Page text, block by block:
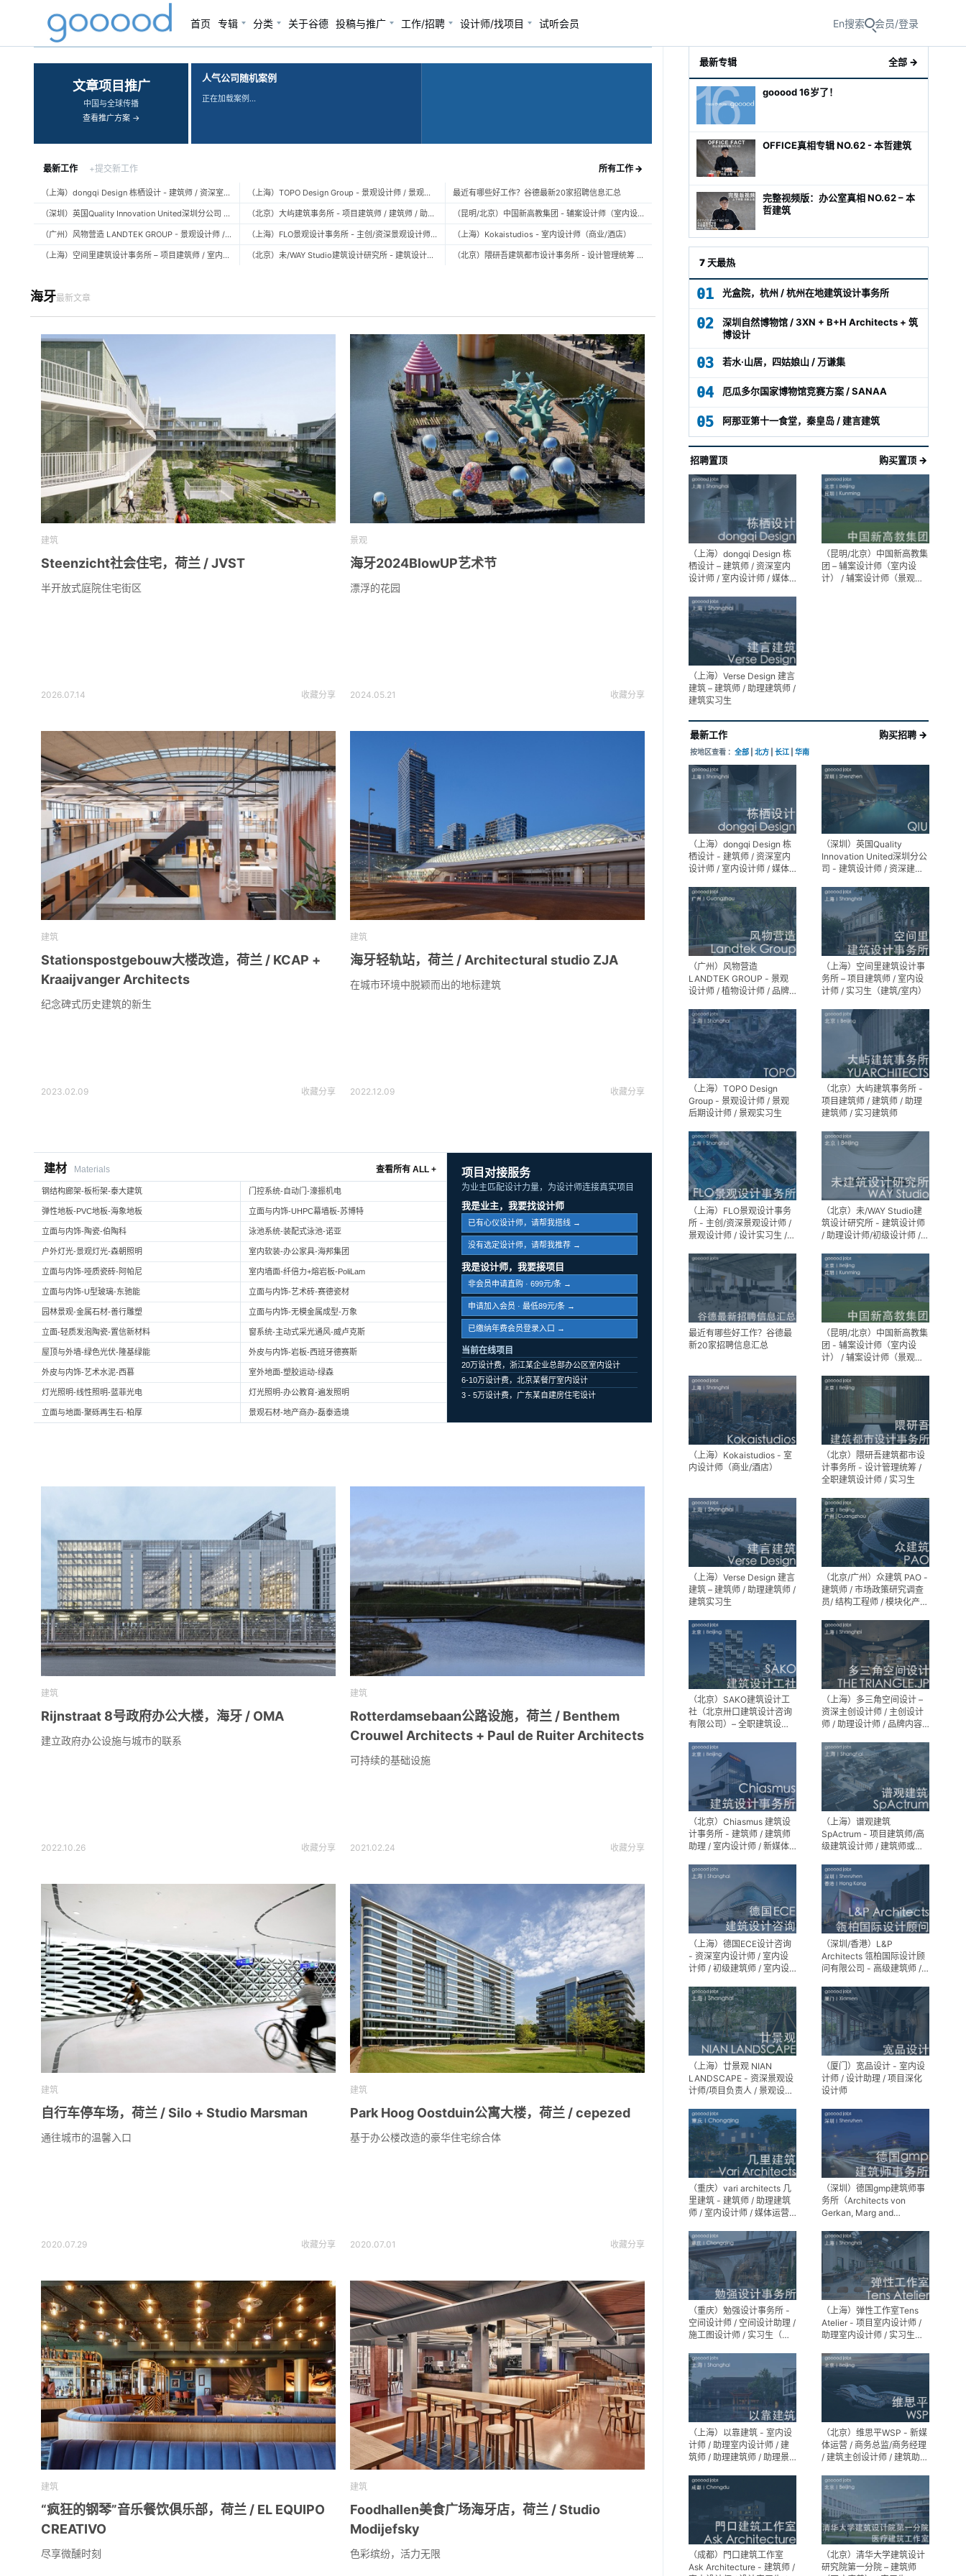
首页 专辑 分类 关于谷德 投稿与推广 工作/招聘 设计师/找项目 试听会员 En搜索 会员/登录
‹ ›
文章项目推广
中国与全球传播
查看推广方案 →
人气公司随机案例
正在加载案例…
最新工作 +提交新工作 所有工作 →
（上海）dongqi Design 栋栖设计 - 建筑师 / 资深室内设计师 / 室内设计师 / 媒体及公共关系主管 / 设计实习生（常年招聘）
（深圳）英国Quality Innovation United深圳分公司 - 建筑设计师 / 资深建筑设计师 / 室内设计师 / 设计实习生
（广州）风物营造 LANDTEK GROUP - 景观设计师 / 植物设计师 / 品牌运营 / 实习生
（上海）空间里建筑设计事务所 – 项目建筑师 / 室内设计师 / 实习生（建筑/室内）
（上海）TOPO Design Group - 景观设计师 / 景观后期设计师 / 景观实习生
（北京）大屿建筑事务所 - 项目建筑师 / 建筑师 / 助理建筑师 / 实习建筑师
（上海）FLO景观设计事务所 - 主创/资深景观设计师 / 景观设计师 / 设计实习生 / 商务行政助理 / 助理施工图设计师
（北京）未/WAY Studio建筑设计研究所 - 建筑设计师 / 助理设计师/初级设计师 / 实习生 / 办公室行政与商务助理
最近有哪些好工作？谷德最新20家招聘信息汇总
（昆明/北京）中国新高教集团 - 辅案设计师（室内设计） / 辅案设计师（景观设计）/ 生活空间组长/教学空间组长 / 平面设计高级经理 / 展陈设计高级经理
（上海）Kokaistudios - 室内设计师（商业/酒店）
（北京）隈研吾建筑都市设计事务所 - 设计管理统筹 / 全职建筑设计师 / 实习生
海牙最新文章
建筑
Steenzicht社会住宅，荷兰 / JVST
半开放式庭院住宅街区
2026.07.14 收藏分享
景观
海牙2024BlowUP艺术节
漂浮的花园
2024.05.21 收藏分享
建筑
Stationspostgebouw大楼改造，荷兰 / KCAP +
Kraaijvanger Architects
纪念碑式历史建筑的新生
2023.02.09 收藏分享
建筑
海牙轻轨站，荷兰 / Architectural studio ZJA
在城市环境中脱颖而出的地标建筑
2022.12.09 收藏分享
建材 Materials 查看所有 ALL +
钢结构廊架-板桁架-泰大建筑 门控系统-自动门-濠振机电
弹性地板-PVC地板-海象地板 立面与内饰-UHPC幕墙板-苏博特
立面与内饰-陶瓷-伯陶科 泳池系统-装配式泳池-诺亚
户外灯光-景观灯光-森朝照明 室内软装-办公家具-海邦集团
立面与内饰-哑质瓷砖-阿帕尼 室内墙面-纤倍力+熔岩板-PoliLam
立面与内饰-U型玻璃-东驰能 立面与内饰-艺术砖-赛德瓷材
园林景观-金属石材-善行雕塑 立面与内饰-无模金属成型-万象
立面-轻质发泡陶瓷-置信新材料 窗系统-主动式采光通风-威卢克斯
屋顶与外墙-绿色光伏-隆基绿能 外皮与内饰-岩板-西班牙德赛斯
外皮与内饰-艺术水泥-西慕 室外地面-塑胶运动-绿森
灯光照明-线性照明-蓝菲光电 灯光照明-办公教育-遍发照明
立面与地面-聚砾再生石-柏厚 景观石材-地产商办-磊泰造境
项目对接服务
为业主匹配设计力量，为设计师连接真实项目
我是业主，我要找设计师
已有心仪设计师，请帮我搭线 →
没有选定设计师，请帮我推荐 →
我是设计师，我要接项目
非会员申请直购 · 699元/条 →
申请加入会员 · 最低89元/条 →
已缴纳年费会员登录入口 →
当前在线项目
20万设计费，浙江某企业总部办公区室内设计
6-10万设计费，北京某餐厅室内设计
3 - 5万设计费，广东某自建房住宅设计
建筑
Rijnstraat 8号政府办公大楼，海牙 / OMA
建立政府办公设施与城市的联系
2022.10.26 收藏分享
建筑
Rotterdamsebaan公路设施，荷兰 / Benthem
Crouwel Architects + Paul de Ruiter Architects
可持续的基础设施
2021.02.24 收藏分享
建筑
自行车停车场，荷兰 / Silo + Studio Marsman
通往城市的温馨入口
2020.07.29 收藏分享
建筑
Park Hoog Oostduin公寓大楼，荷兰 / cepezed
基于办公楼改造的豪华住宅综合体
2020.07.01 收藏分享
建筑
“疯狂的钢琴”音乐餐饮俱乐部，荷兰 / EL EQUIPO
CREATIVO
尽享微醺时刻
建筑
Foodhallen美食广场海牙店，荷兰 / Studio
Modijefsky
色彩缤纷，活力无限
最新专辑 全部 →
gooood 16岁了！
OFFICE真相专辑 NO.62 - 本哲建筑
完整视频版：办公室真相 NO.62 – 本
哲建筑
7 天最热
01 光盒院，杭州 / 杭州在地建筑设计事务所
02
深圳自然博物馆 / 3XN + B+H Architects + 筑
博设计
03 若水·山居，四姑娘山 / 万谦集
04 厄瓜多尔国家博物馆竞赛方案 / SANAA
05 阿那亚第十一食堂，秦皇岛 / 建言建筑
招聘置顶 购买置顶 →
（上海）dongqi Design 栋
栖设计 – 建筑师 / 资深室内
设计师 / 室内设计师 / 媒体
生（常年招聘）
（昆明/北京）中国新高教集
团 – 辅案设计师（室内设
计） / 辅案设计师（景观设
（上海）Verse Design 建言
建筑 – 建筑师 / 助理建筑师 /
建筑实习生
最新工作 购买招聘 →
按地区查看 ： 全部 北方 长江 华南
（上海）dongqi Design 栋
栖设计 - 建筑师 / 资深室内
设计师 / 室内设计师 / 媒体
生（常年招聘）
（深圳）英国Quality
Innovation United深圳分公
司 - 建筑设计师 / 资深建筑
实习生
（广州）风物营造
LANDTEK GROUP - 景观
设计师 / 植物设计师 / 品牌
（上海）空间里建筑设计事
务所 – 项目建筑师 / 室内设
计师 / 实习生（建筑/室内）
（上海）TOPO Design
Group - 景观设计师 / 景观
后期设计师 / 景观实习生
（北京）大屿建筑事务所 -
项目建筑师 / 建筑师 / 助理
建筑师 / 实习建筑师
（上海）FLO景观设计事务
所 - 主创/资深景观设计师 /
景观设计师 / 设计实习生 /
设计师
（北京）未/WAY Studio建
筑设计研究所 - 建筑设计师
/ 助理设计师/初级设计师 /
助理
最近有哪些好工作？谷德最
新20家招聘信息汇总
（昆明/北京）中国新高教集
团 - 辅案设计师（室内设
计） / 辅案设计师（景观设
间组长 / 平面设计高级经理 /
展陈设计高级经理
（上海）Kokaistudios - 室
内设计师（商业/酒店）
（北京）隈研吾建筑都市设
计事务所 - 设计管理统筹 /
全职建筑设计师 / 实习生
（上海）Verse Design 建言
建筑 – 建筑师 / 助理建筑师 /
建筑实习生
（北京/广州）众建筑 PAO -
建筑师 / 市场政策研究调查
员/ 结构工程师 / 模块化产品
师 / 机电工程师 / 实习生
（北京）SAKO建筑设计工
社（北京卅口建筑设计咨询
有限公司）– 全职建筑设计
（上海）多三角空间设计 –
资深主创设计师 / 主创设计
师 / 助理设计师 / 品牌内容
（北京）Chiasmus 建筑设
计事务所 - 建筑师 / 建筑师
助理 / 室内设计师 / 新媒体
（上海）谱观建筑
SpActrum - 项目建筑师/高
级建筑设计师 / 建筑师或助
媒体助理 / 实习生（建筑设
计/媒体，长期有效）
（上海）德国ECE设计咨询
- 资深室内设计师 / 室内设
计师 / 初级建筑师 / 室内设
习生
（深圳/香港）L&P
Architects 瓴柏国际设计顾
问有限公司 - 高级建筑师 /
精装设计师
（上海）廿景观 NIAN
LANDSCAPE - 资深景观设
计师/项目负责人 / 景观设计
（厦门）宽品设计 - 室内设
计师 / 设计助理 / 项目深化
设计师
（重庆）vari architects 几
里建筑 - 建筑师 / 助理建筑
师 / 室内设计师 / 媒体运营
（深圳）德国gmp建筑师事
务所（Architects von
Gerkan, Marg and
（重庆）勉强设计事务所 -
空间设计师 / 空间设计助理 /
施工图设计师 / 实习生（长
（上海）弹性工作室Tens
Atelier - 项目室内设计师 /
助理室内设计师 / 实习生
（上海）以靠建筑 - 室内设
计师 / 助理室内设计师 / 建
筑师 / 助理建筑师 / 助理景
（北京）维思平WSP - 新媒
体运营 / 商务总监/商务经理
/ 建筑主创设计师 / 建筑助理
（成都）門口建筑工作室
Ask Architecture - 建筑师 /
（北京）清华大学建筑设计
研究院第一分院 – 建筑师